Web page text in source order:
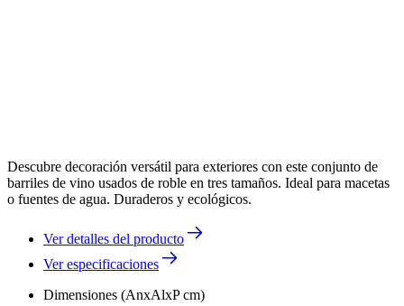
Descubre decoración versátil para exteriores con este conjunto de
barriles de vino usados de roble en tres tamaños. Ideal para macetas
o fuentes de agua. Duraderos y ecológicos.
Ver detalles del producto
Ver especificaciones
Dimensiones (AnxAlxP cm)